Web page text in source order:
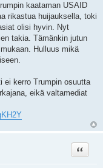
kaataman USAID
rikastua huijauksella, toki
olisi hyvin. Nyt
takia. Tämänkin jutun
Hulluus mikä
ei kerro Trumpin osuutta
eikä valtamediat
Lainaa